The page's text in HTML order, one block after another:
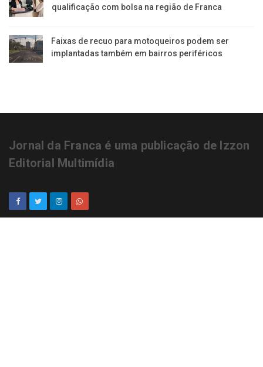
qualificação com bolsa na região de Franca
Faixas de recuo para motoqueiros podem ser
implantadas também em bairros periféricos
Jornal da Franca é uma publicação de Izzon
Editorial Multimídia